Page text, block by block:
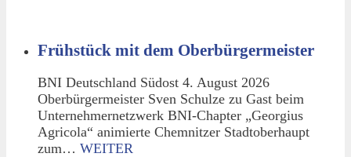
Frühstück mit dem Oberbürgermeister
BNI Deutschland Südost 4. August 2026
Oberbürgermeister Sven Schulze zu Gast beim
Unternehmernetzwerk BNI-Chapter „Georgius
Agricola“ animierte Chemnitzer Stadtoberhaupt
zum… WEITER